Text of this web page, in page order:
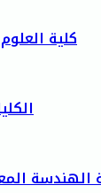
كلية
الهندسة